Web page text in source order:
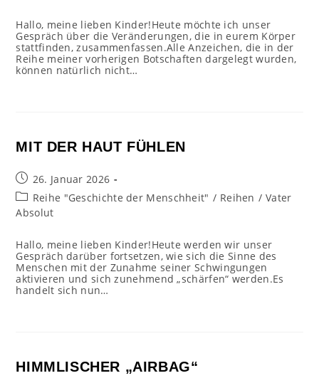
Hallo, meine lieben Kinder!Heute möchte ich unser
Gespräch über die Veränderungen, die in eurem Körper
stattfinden, zusammenfassen.Alle Anzeichen, die in der
Reihe meiner vorherigen Botschaften dargelegt wurden,
können natürlich nicht…
MIT DER HAUT FÜHLEN
Beitrag
veröffentlicht:
26. Januar 2026
Beitrags-
Kategorie:
Reihe "Geschichte der Menschheit" / Reihen / Vater
Absolut
Hallo, meine lieben Kinder!Heute werden wir unser
Gespräch darüber fortsetzen, wie sich die Sinne des
Menschen mit der Zunahme seiner Schwingungen
aktivieren und sich zunehmend „schärfen“ werden.Es
handelt sich nun…
HIMMLISCHER „AIRBAG“